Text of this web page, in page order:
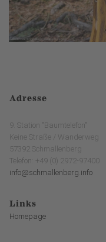
Adresse
9. Station "Baumtelefon"
Keine Straße / Wanderweg
57392 Schmallenberg
Telefon: +49 (0) 2972-97400
info@schmallenberg.info
Links
Homepage